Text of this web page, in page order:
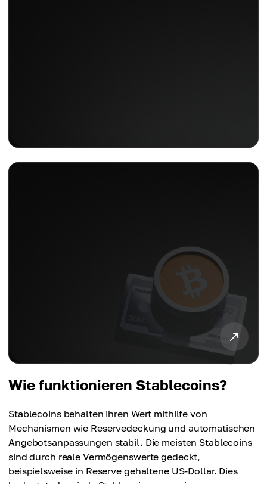
Wie funktionieren Stablecoins?
Stablecoins behalten ihren Wert mithilfe von
Mechanismen wie Reservedeckung und automatischen
Angebotsanpassungen stabil. Die meisten Stablecoins
sind durch reale Vermögenswerte gedeckt,
beispielsweise in Reserve gehaltene US-Dollar. Dies